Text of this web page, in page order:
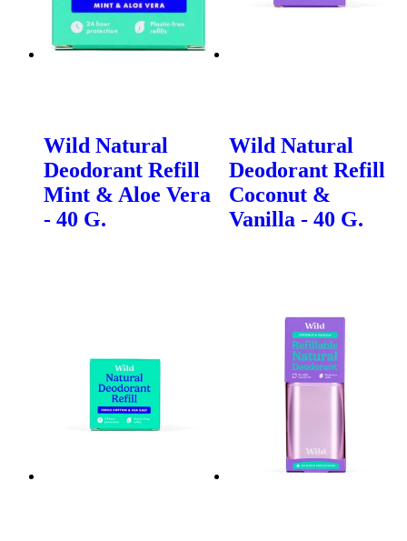
Wild Natural
Deodorant Refill
Mint & Aloe Vera
- 40 G.
Wild Natural
Deodorant Refill
Coconut &
Vanilla - 40 G.